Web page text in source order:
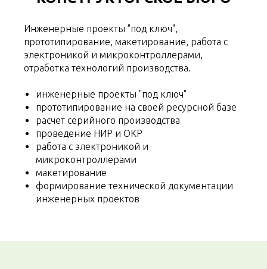
Инженерные проекты "под ключ",
прототипирование, макетирование, работа с
электроникой и микроконтроллерами,
отработка технологий производства.
инженерные проекты "под ключ"
прототипирование на своей ресурсной базе
расчет серийного производства
проведение НИР и ОКР
работа с электроникой и
микроконтроллерами
макетирование
формирование технической документации
инженерных проектов